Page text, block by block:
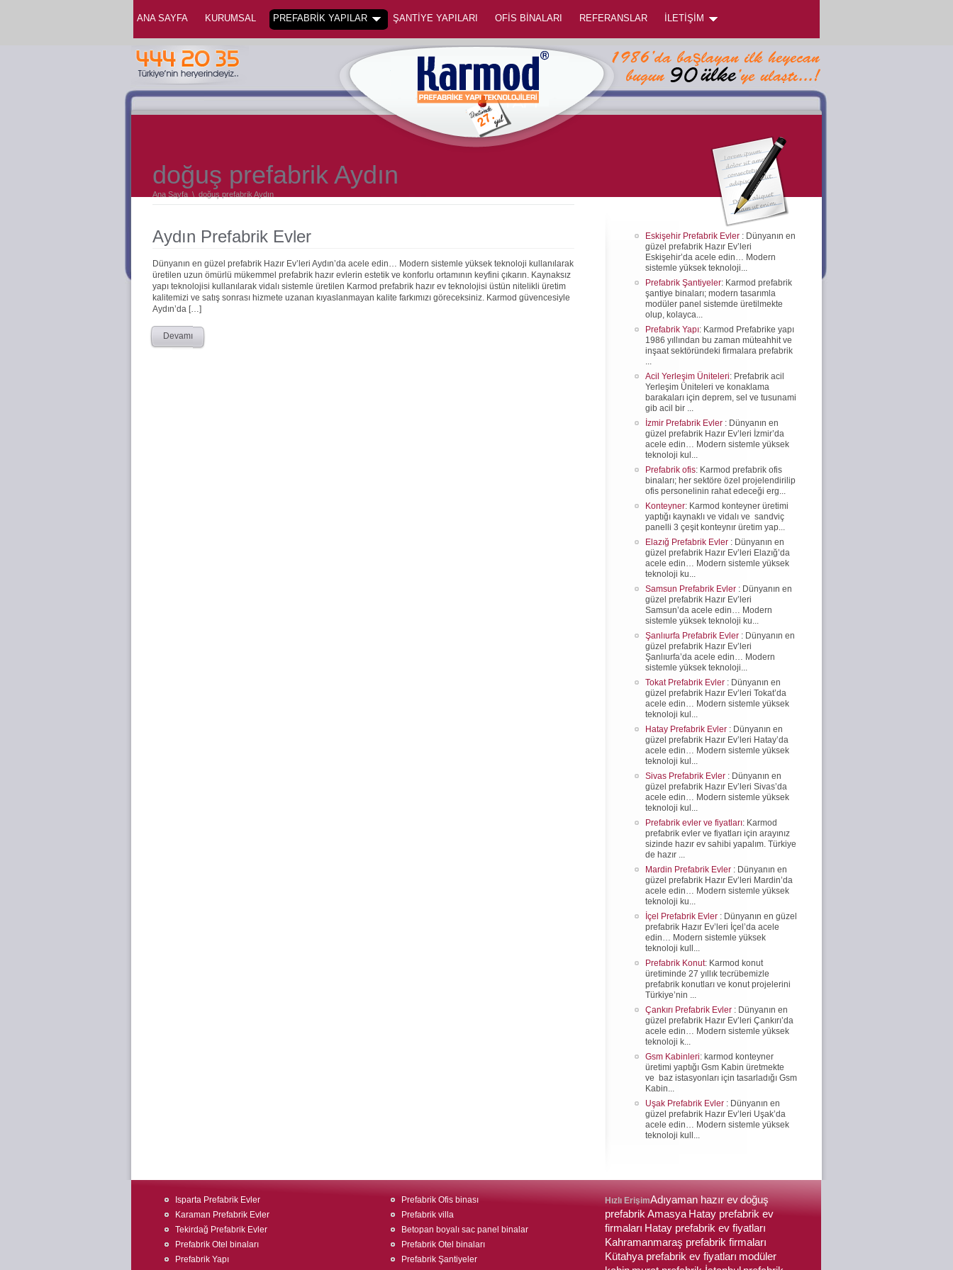
ANA SAYFA KURUMSAL PREFABRİK YAPILAR ŞANTİYE YAPILARI OFİS BİNALARI REFERANSLAR İLETİŞİM
doğuş prefabrik Aydın
Ana Sayfa \ doğuş prefabrik Aydın
Aydın Prefabrik Evler
Dünyanın en güzel prefabrik Hazır Ev’leri Aydın’da acele edin… Modern sistemle yüksek teknoloji kullanılarak
üretilen uzun ömürlü mükemmel prefabrik hazır evlerin estetik ve konforlu ortamının keyfini çıkarın. Kaynaksız
yapı teknolojisi kullanılarak vidalı sistemle üretilen Karmod prefabrik hazır ev teknolojisi üstün nitelikli üretim
kalitemizi ve satış sonrası hizmete uzanan kıyaslanmayan kalite farkımızı göreceksiniz. Karmod güvencesiyle
Aydın’da […]
Devamı
Eskişehir Prefabrik Evler : Dünyanın en
güzel prefabrik Hazır Ev’leri
Eskişehir’da acele edin… Modern
sistemle yüksek teknoloji...
Prefabrik Şantiyeler: Karmod prefabrik
şantiye binaları; modern tasarımla
modüler panel sistemde üretilmekte
olup, kolayca...
Prefabrik Yapı: Karmod Prefabrike yapı
1986 yıllından bu zaman müteahhit ve
inşaat sektöründeki firmalara prefabrik
...
Acil Yerleşim Üniteleri: Prefabrik acil
Yerleşim Üniteleri ve konaklama
barakaları için deprem, sel ve tusunami
gib acil bir ...
İzmir Prefabrik Evler : Dünyanın en
güzel prefabrik Hazır Ev’leri İzmir’da
acele edin… Modern sistemle yüksek
teknoloji kul...
Prefabrik ofis: Karmod prefabrik ofis
binaları; her sektöre özel projelendirilip
ofis personelinin rahat edeceği erg...
Konteyner: Karmod konteyner üretimi
yaptığı kaynaklı ve vidalı ve sandviç
panelli 3 çeşit konteynır üretim yap...
Elazığ Prefabrik Evler : Dünyanın en
güzel prefabrik Hazır Ev’leri Elazığ’da
acele edin… Modern sistemle yüksek
teknoloji ku...
Samsun Prefabrik Evler : Dünyanın en
güzel prefabrik Hazır Ev’leri
Samsun’da acele edin… Modern
sistemle yüksek teknoloji ku...
Şanlıurfa Prefabrik Evler : Dünyanın en
güzel prefabrik Hazır Ev’leri
Şanlıurfa’da acele edin… Modern
sistemle yüksek teknoloji...
Tokat Prefabrik Evler : Dünyanın en
güzel prefabrik Hazır Ev’leri Tokat’da
acele edin… Modern sistemle yüksek
teknoloji kul...
Hatay Prefabrik Evler : Dünyanın en
güzel prefabrik Hazır Ev’leri Hatay’da
acele edin… Modern sistemle yüksek
teknoloji kul...
Sivas Prefabrik Evler : Dünyanın en
güzel prefabrik Hazır Ev’leri Sivas’da
acele edin… Modern sistemle yüksek
teknoloji kul...
Prefabrik evler ve fiyatları: Karmod
prefabrik evler ve fiyatları için arayınız
sizinde hazır ev sahibi yapalım. Türkiye
de hazır ...
Mardin Prefabrik Evler : Dünyanın en
güzel prefabrik Hazır Ev’leri Mardin’da
acele edin… Modern sistemle yüksek
teknoloji ku...
İçel Prefabrik Evler : Dünyanın en güzel
prefabrik Hazır Ev’leri İçel’da acele
edin… Modern sistemle yüksek
teknoloji kull...
Prefabrik Konut: Karmod konut
üretiminde 27 yıllık tecrübemizle
prefabrik konutları ve konut projelerini
Türkiye’nin ...
Çankırı Prefabrik Evler : Dünyanın en
güzel prefabrik Hazır Ev’leri Çankırı’da
acele edin… Modern sistemle yüksek
teknoloji k...
Gsm Kabinleri: karmod konteyner
üretimi yaptığı Gsm Kabin üretmekte
ve baz istasyonları için tasarladığı Gsm
Kabin...
Uşak Prefabrik Evler : Dünyanın en
güzel prefabrik Hazır Ev’leri Uşak’da
acele edin… Modern sistemle yüksek
teknoloji kull...
Isparta Prefabrik Evler
Karaman Prefabrik Evler
Tekirdağ Prefabrik Evler
Prefabrik Otel binaları
Prefabrik Yapı
Prefabrik Ofis binası
Prefabrik villa
Betopan boyalı sac panel binalar
Prefabrik Otel binaları
Prefabrik Şantiyeler
Hızlı ErişimAdıyaman hazır evdoğuş
prefabrik Amasya Hatay prefabrik ev
firmaları Hatay prefabrik ev fiyatları
Kahramanmaraş prefabrik firmaları
Kütahya prefabrik ev fiyatları modüler